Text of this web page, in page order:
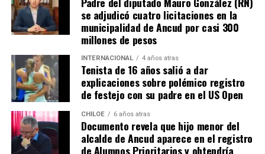
sanear sitios, sobre la propiedad particular en el
sector rural específicamente, viene con algunas
precisiones y van a ser más rigurosos en la
ocupación material, es decir, la persona que quiera
sanear tiene que tener un inmueble construido
sobre el sitio, tiene que estar cerrado, tiene que
estar conectado idealmente a los servicios básicos,
idealmente a agua potable, luz eléctrica y tener
dominio de ocupación material por más de 5 años,
como lo dice la Ley”,recalcó el consejero de la
provincia de Chiloé.
se adjudicó cuatro licitaciones en la
municipalidad de Ancud por casi 300
millones de pesos
INTERNACIONAL 4 años atras
Tenista de 16 años salió a dar
explicaciones sobre polémico registro
de festejo con su padre en el US Open
CHILOE 6 años atras
Documento revela que hijo menor del
alcalde de Ancud aparece en el registro
de Alumnos Prioritarios y obtendría